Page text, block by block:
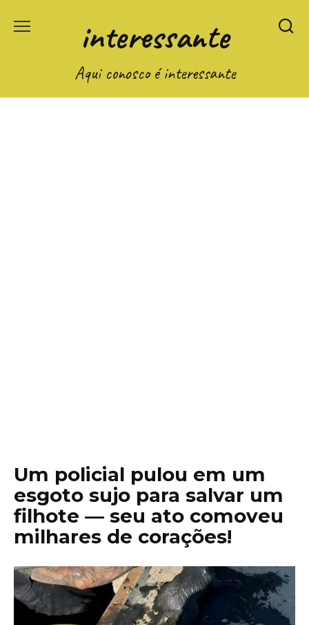
interessante
Aqui conosco é interessante
Um policial pulou em um
esgoto sujo para salvar um
filhote — seu ato comoveu
milhares de corações!